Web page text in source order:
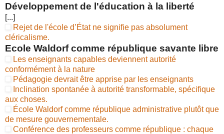
Développement de l'éducation à la liberté
[...]
Rejet de l'école d’État ne signifie pas absolument
cléricalisme.
Ecole Waldorf comme république savante libre
Les enseignants capables deviennent autorité
conformément à la nature
Pédagogie devrait être apprise par les enseignants
Inclination spontanée à autorité transformable, spécifique
aux choses.
École Waldorf comme république administrative plutôt que
de mesure gouvernementale.
Conférence des professeurs comme république : chaque